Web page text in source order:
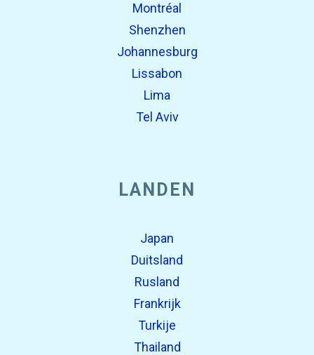
Montréal
Shenzhen
Johannesburg
Lissabon
Lima
Tel Aviv
LANDEN
Japan
Duitsland
Rusland
Frankrijk
Turkije
Thailand